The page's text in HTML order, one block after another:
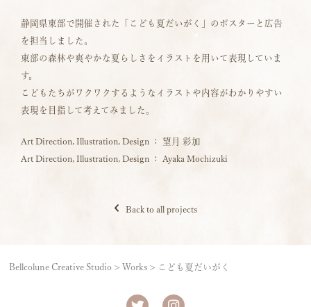
静岡県東部で開催された「こども夏だいがく」のポスターと広告
を担当しました。
東部の森林や爽やかな夏らしさをイラストを用いて表現していま
す。
こどもたちがワクワクするようなイラストや内容がわかりやすい
表現を目指して考えてみました。
Art Direction, Illustration, Design ： 望月 彩加
Art Direction, Illustration, Design ： Ayaka Mochizuki
Back to all projects
Bellcolune Creative Studio > Works > こども夏だいがく